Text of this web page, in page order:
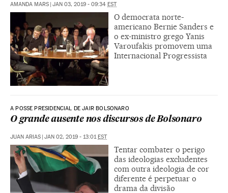
AMANDA MARS | JAN 03, 2019 - 09:34 EST
O democrata norte-
americano Bernie Sanders e
o ex-ministro grego Yanis
Varoufakis promovem uma
Internacional Progressista
A POSSE PRESIDENCIAL DE JAIR BOLSONARO
O grande ausente nos discursos de Bolsonaro
JUAN ARIAS | JAN 02, 2019 - 13:01EST
Tentar combater o perigo
das ideologias excludentes
com outra ideologia de cor
diferente é perpetuar o
drama da divisão